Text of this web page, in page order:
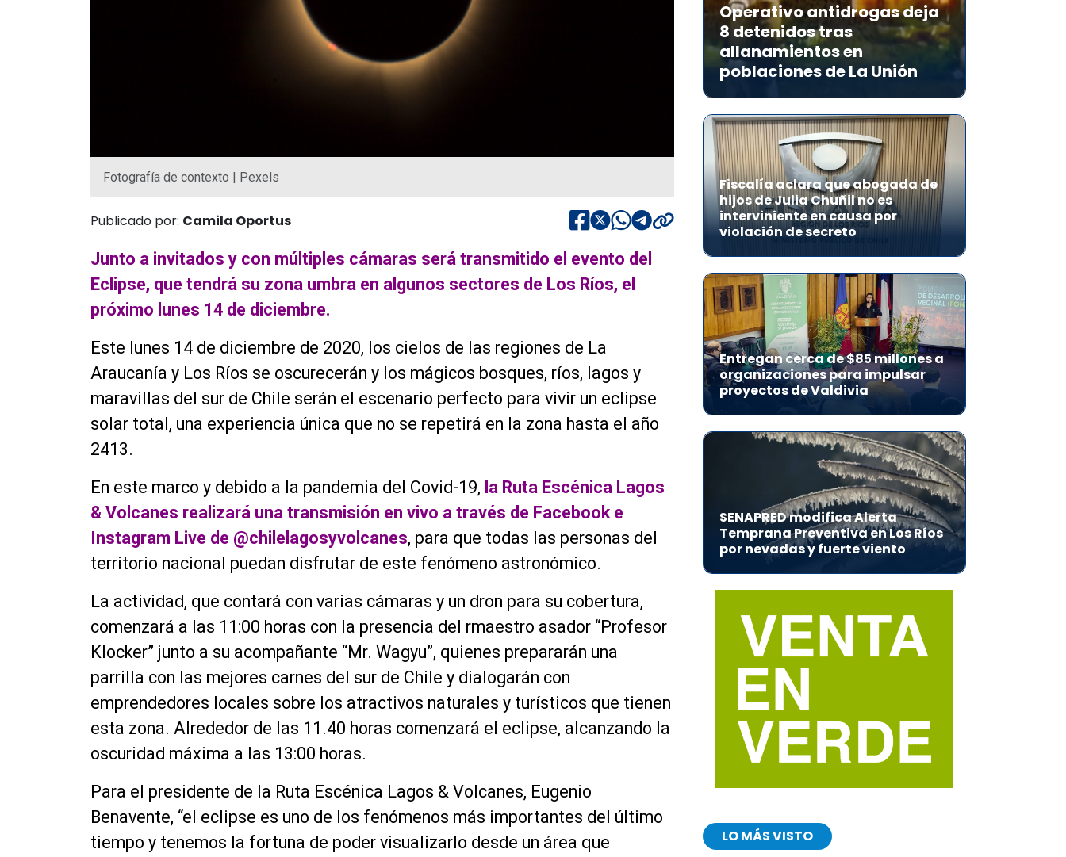
Fotografía de contexto | Pexels
Publicado por: Camila Oportus
Junto a invitados y con múltiples cámaras será transmitido el evento del
Eclipse, que tendrá su zona umbra en algunos sectores de Los Ríos, el
próximo lunes 14 de diciembre.
Este lunes 14 de diciembre de 2020, los cielos de las regiones de La
Araucanía y Los Ríos se oscurecerán y los mágicos bosques, ríos, lagos y
maravillas del sur de Chile serán el escenario perfecto para vivir un eclipse
solar total, una experiencia única que no se repetirá en la zona hasta el año
2413.
En este marco y debido a la pandemia del Covid-19, la Ruta Escénica Lagos
& Volcanes realizará una transmisión en vivo a través de Facebook e
Instagram Live de @chilelagosyvolcanes, para que todas las personas del
territorio nacional puedan disfrutar de este fenómeno astronómico.
La actividad, que contará con varias cámaras y un dron para su cobertura,
comenzará a las 11:00 horas con la presencia del rmaestro asador “Profesor
Klocker” junto a su acompañante “Mr. Wagyu”, quienes prepararán una
parrilla con las mejores carnes del sur de Chile y dialogarán con
emprendedores locales sobre los atractivos naturales y turísticos que tienen
esta zona. Alrededor de las 11.40 horas comenzará el eclipse, alcanzando la
oscuridad máxima a las 13:00 horas.
Para el presidente de la Ruta Escénica Lagos & Volcanes, Eugenio
Benavente, “el eclipse es uno de los fenómenos más importantes del último
tiempo y tenemos la fortuna de poder visualizarlo desde un área que
Operativo antidrogas deja
8 detenidos tras
allanamientos en
poblaciones de La Unión
Fiscalía aclara que abogada de
hijos de Julia Chuñil no es
interviniente en causa por
violación de secreto
Entregan cerca de $85 millones a
organizaciones para impulsar
proyectos de Valdivia
SENAPRED modifica Alerta
Temprana Preventiva en Los Ríos
por nevadas y fuerte viento
LO MÁS VISTO